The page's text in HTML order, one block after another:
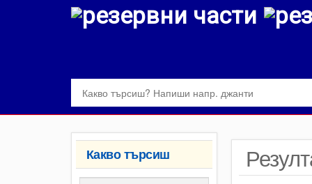
Какво търсиш